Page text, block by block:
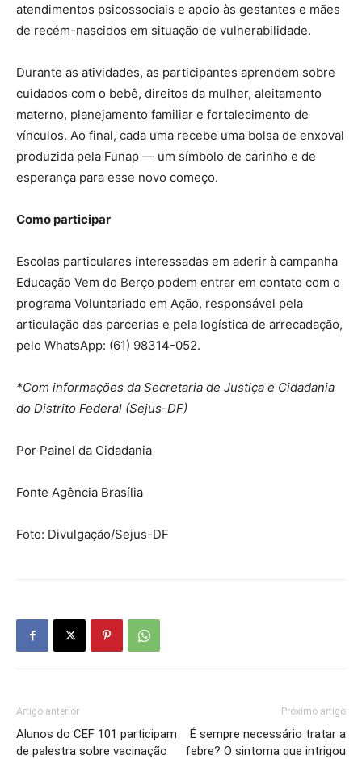
atendimentos psicossociais e apoio às gestantes e mães
de recém-nascidos em situação de vulnerabilidade.
Durante as atividades, as participantes aprendem sobre
cuidados com o bebê, direitos da mulher, aleitamento
materno, planejamento familiar e fortalecimento de
vínculos. Ao final, cada uma recebe uma bolsa de enxoval
produzida pela Funap — um símbolo de carinho e de
esperança para esse novo começo.
Como participar
Escolas particulares interessadas em aderir à campanha
Educação Vem do Berço podem entrar em contato com o
programa Voluntariado em Ação, responsável pela
articulação das parcerias e pela logística de arrecadação,
pelo WhatsApp: (61) 98314-052.
*Com informações da Secretaria de Justiça e Cidadania
do Distrito Federal (Sejus-DF)
Por Painel da Cidadania
Fonte Agência Brasília
Foto: Divulgação/Sejus-DF
Artigo anterior
Alunos do CEF 101 participam
de palestra sobre vacinação
Próximo artigo
É sempre necessário tratar a
febre? O sintoma que intrigou